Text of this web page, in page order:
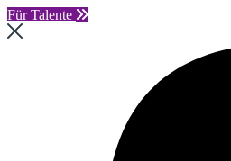
Für Talente